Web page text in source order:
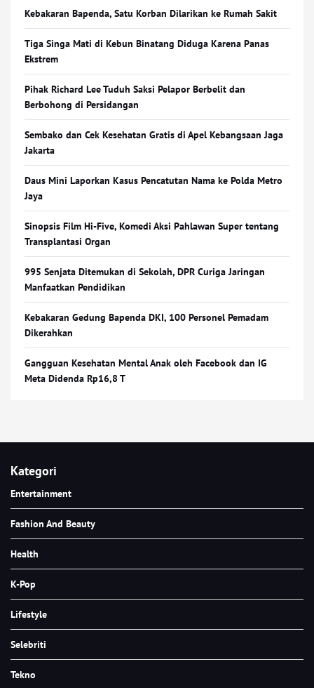
Kebakaran Bapenda, Satu Korban Dilarikan ke Rumah Sakit
Tiga Singa Mati di Kebun Binatang Diduga Karena Panas
Ekstrem
Pihak Richard Lee Tuduh Saksi Pelapor Berbelit dan
Berbohong di Persidangan
Sembako dan Cek Kesehatan Gratis di Apel Kebangsaan Jaga
Jakarta
Daus Mini Laporkan Kasus Pencatutan Nama ke Polda Metro
Jaya
Sinopsis Film Hi-Five, Komedi Aksi Pahlawan Super tentang
Transplantasi Organ
995 Senjata Ditemukan di Sekolah, DPR Curiga Jaringan
Manfaatkan Pendidikan
Kebakaran Gedung Bapenda DKI, 100 Personel Pemadam
Dikerahkan
Gangguan Kesehatan Mental Anak oleh Facebook dan IG
Meta Didenda Rp16,8 T
Kategori
Entertainment
Fashion And Beauty
Health
K-Pop
Lifestyle
Selebriti
Tekno